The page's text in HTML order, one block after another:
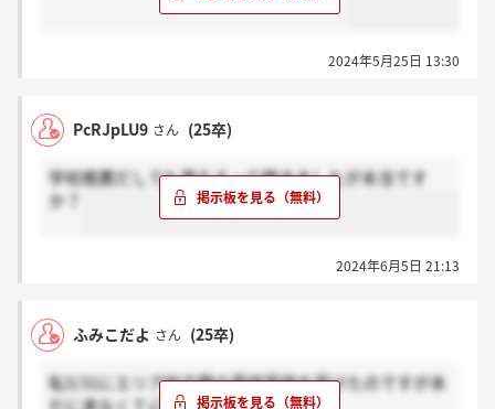
2024年5月25日 13:30
PcRJpLU9 さん (25卒)
学校推薦だしても落ちるって聞きましたが本当です
か？
2024年6月5日 21:13
ふみこだよ さん (25卒)
私5/31にエリア総合職の最終面接を受けたのですが未